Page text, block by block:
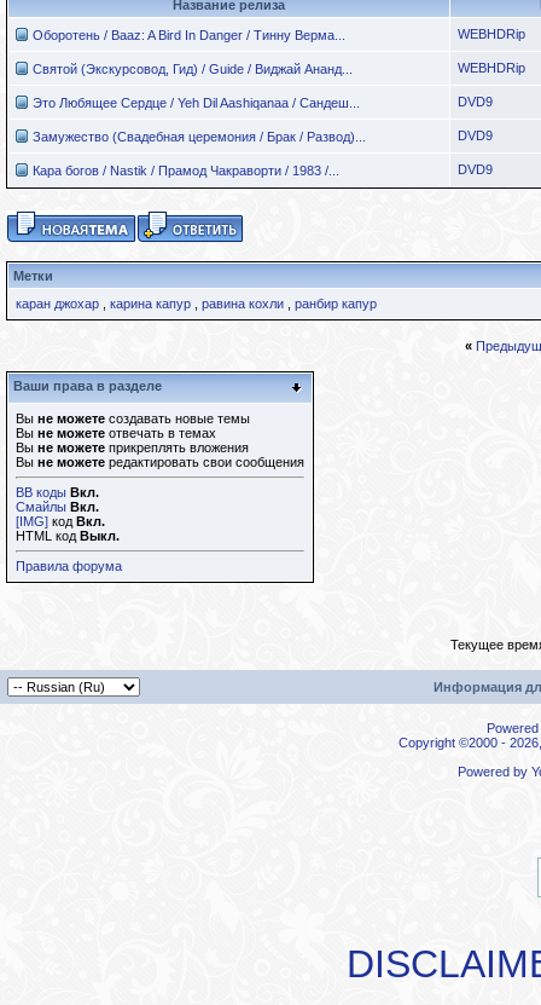
Название релиза
Оборотень / Baaz: A Bird In Danger / Тинну Верма... WEBHDRip
Святой (Экскурсовод, Гид) / Guide / Виджай Ананд... WEBHDRip
Это Любящее Сердце / Yeh Dil Aashiqanaa / Сандеш... DVD9
Замужество (Свадебная церемония / Брак / Развод)... DVD9
Кара богов / Nastik / Прамод Чакраворти / 1983 /... DVD9
Метки
каран джохар
карина капур равина кохли ранбир капур
«
Ваши права в разделе
Вы не можете создавать новые темы
Вы не можете отвечать в темах
Вы не можете прикреплять вложения
Вы не можете редактировать свои сообщения
BB коды Вкл.
Смайлы Вкл.
[IMG] код Вкл.
HTML код Выкл.
Правила форума
Текущее
Информация
Copyright ©2000 -
Powered by